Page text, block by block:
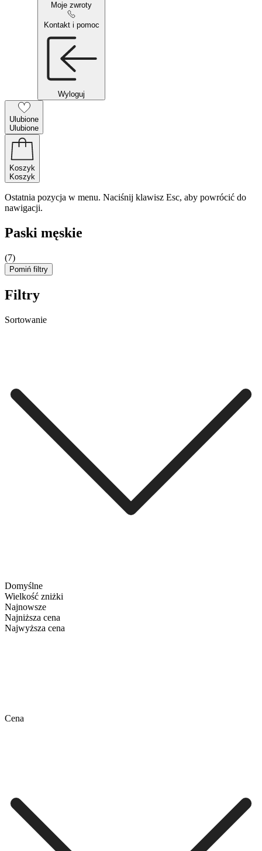
Moje zwroty
Kontakt i pomoc
Wyloguj
Ulubione
Ulubione
Koszyk
Koszyk
Ostatnia pozycja w menu. Naciśnij klawisz Esc, aby powrócić do
nawigacji.
Paski męskie
(7)
Pomiń filtry
Filtry
Sortowanie
Domyślne
Wielkość zniżki
Najnowsze
Najniższa cena
Najwyższa cena
Cena